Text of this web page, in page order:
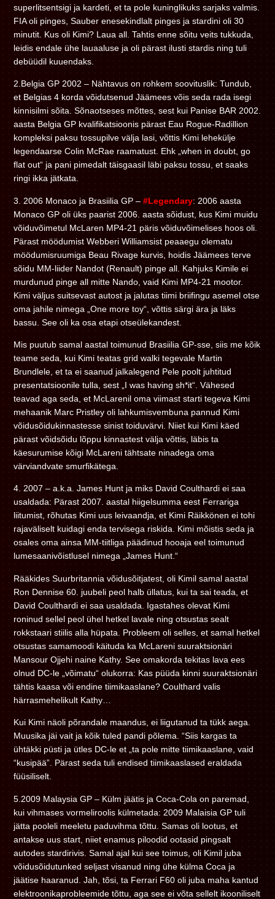
superlitsentsigi ja kardeti, et ta pole kuninglikuks sarjaks valmis.
FIA oli pinges, Sauber enesekindlalt pinges ja stardini oli 30
minutit. Kus oli Kimi? Laua all. Tahtis enne sõitu veits tukkuda,
leidis endale ühe lauaaluse ja oli pärast ilusti stardis ning tuli
debüüdil kuuendaks.
2.Belgia GP 2002 – Nähtavus on rohkem soovituslik: Tundub,
et Belgias 4 korda võidutsenud Jäämees võis seda rada isegi
kinnisilmi sõita. Sõnaotseses mõttes, sest kui Panise BAR 2002.
aasta Belgia GP kvalifikatsioonis pärast Eau Rogue-Radillion
kompleksi paksu tossupilve välja lasi, võttis Kimi lehekülje
legendaarse Colin McRae raamatust. Ehk „when in doubt, go
flat out“ ja pani pimedalt täisgaasil läbi paksu tossu, et saaks
ringi ikka jätkata.
3. 2006 Monaco ja Brasiilia GP –#Legendary: 2006 aasta
Monaco GP oli üks paarist 2006. aasta sõidust, kus Kimi muidu
võiduvõimetul McLaren MP4-21 päris võiduvõimelises hoos oli.
Pärast möödumist Webberi Williamsist peaaegu olematu
möödumisruumiga Beau Rivage kurvis, hoidis Jäämees terve
sõidu MM-liider Nandot (Renault) pinge all. Kahjuks Kimile ei
murdunud pinge all mitte Nando, vaid Kimi MP4-21 mootor.
Kimi väljus suitsevast autost ja jalutas tiimi briifingu asemel otse
oma jahile nimega „One more toy“, võttis särgi ära ja läks
bassu. See oli ka osa etapi otseülekandest.
Mis puutub samal aastal toimunud Brasiilia GP-sse, siis me kõik
teame seda, kui Kimi teatas grid walki tegevale Martin
Brundlele, et ta ei saanud jalkalegend Pele poolt juhtitud
presentatsioonile tulla, sest „I was having sh*it“. Vähesed
teavad aga seda, et McLarenil oma viimast starti tegeva Kimi
mehaanik Marc Pristley oli lahkumisvembuna pannud Kimi
võidusõidukinnastesse sinist toiduvärvi. Niiet kui Kimi käed
pärast võidsõidu lõppu kinnastest välja võttis, läbis ta
käesurumise kõigi McLareni tähtsate ninadega oma
värviandvate smurfikätega.
4. 2007 – a.k.a. James Hunt ja miks David Coulthardi ei saa
usaldada: Pärast 2007. aastal hiigelsumma eest Ferrariga
liitumist, rõhutas Kimi uus leivaandja, et Kimi Räikkönen ei tohi
rajaväliselt kuidagi enda tervisega riskida. Kimi mõistis seda ja
osales oma ainsa MM-tiitliga päädinud hooaja eel toimunud
lumesaanivõistlusel nimega „James Hunt.“
Rääkides Suurbritannia võidusõitjatest, oli Kimil samal aastal
Ron Dennise 60. juubeli peol halb üllatus, kui ta sai teada, et
David Coulthardi ei saa usaldada. Igastahes olevat Kimi
roninud sellel peol ühel hetkel lavale ning otsustas sealt
rokkstaari stiilis alla hüpata. Probleem oli selles, et samal hetkel
otsustas samamoodi käituda ka McLareni suuraktsionäri
Mansour Ojjehi naine Kathy. See omakorda tekitas lava ees
olnud DC-le „võimatu“ olukorra: Kas püüda kinni suuraktsionäri
tähtis kaasa või endine tiimikaaslane? Coulthard valis
härrasmehelikult Kathy…
Kui Kimi näoli põrandale maandus, ei liigutanud ta tükk aega.
Muusika jäi vait ja kõik tuled pandi põlema. “Siis kargas ta
ühtäkki püsti ja ütles DC-le et „ta pole mitte tiimikaaslane, vaid
“kusipää”. Pärast seda tuli endised tiimikaaslased eraldada
füüsiliselt.
5.2009 Malaysia GP – Külm jäätis ja Coca-Cola on paremad,
kui vihmases vormeliroolis külmetada: 2009 Malaisia GP tuli
jätta pooleli meeletu paduvihma tõttu. Samas oli lootus, et
antakse uus start, niiet enamus piloodid ootasid pingsalt
autodes stardirivis. Samal ajal kui see toimus, oli Kimil juba
võidusõidutunked seljast visanud ning ühe külma Coca ja
jäätise haaranud. Jah, tõsi, ta Ferrari F60 oli juba maha kantud
elektroonikaprobleemide tõttu, aga see ei võta sellelt ikooniliselt